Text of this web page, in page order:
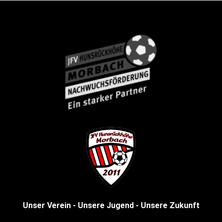
Unser Verein - Unsere Jugend - Unsere Zukunft